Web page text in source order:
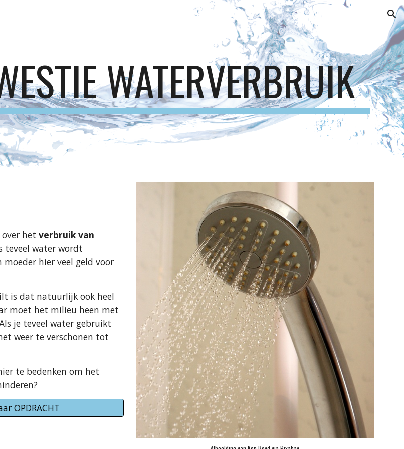
WATERVERBRUIK
over het verbruik van
teveel water wordt
hier veel geld voor
is dat natuurlijk ook heel
moet het milieu heen met
je teveel water gebruikt
weer te verschonen tot
te bedenken om het
OPDRACHT